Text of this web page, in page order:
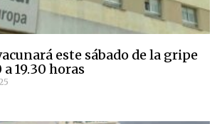
este sábado de la gripe
a 19.30 horas